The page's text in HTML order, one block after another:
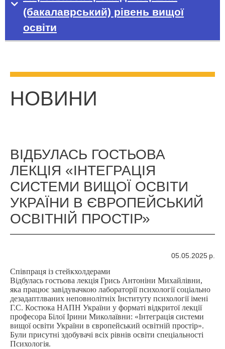
(бакалаврський) рівень вищої
освіти
НОВИНИ
ВІДБУЛАСЬ ГОСТЬОВА
ЛЕКЦІЯ «ІНТЕГРАЦІЯ
СИСТЕМИ ВИЩОЇ ОСВІТИ
УКРАЇНИ В ЄВРОПЕЙСЬКИЙ
ОСВІТНІЙ ПРОСТІР»
05.05.2025 р.
Співпраця із стейкхолдерами
Відбулась гостьова лекція Грись Антоніни Михайлівни,
яка працює завідувачкою лабораторії психології соціально
дезадаптлваних неповнолітніх Інституту психології імені
Г.С. Костюка НАПН України у форматі відкритої лекції
професора Білої Ірини Миколаївни: «Інтеграція системи
вищої освіти України в європейський освітній простір».
Були присутні здобувачі всіх рівнів освіти спеціальності
Психологія.